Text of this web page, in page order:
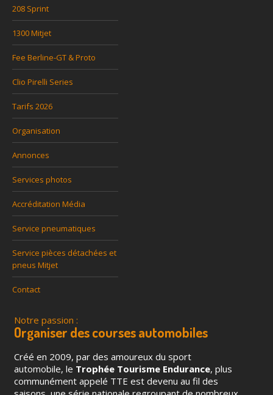
208 Sprint
1300 Mitjet
Fee Berline-GT & Proto
Clio Pirelli Series
Tarifs 2026
Organisation
Annonces
Services photos
Accréditation Média
Service pneumatiques
Service pièces détachées et
pneus Mitjet
Contact
Notre passion :
Organiser des courses automobiles
Créé en 2009, par des amoureux du sport
automobile, le Trophée Tourisme Endurance, plus
communément appelé TTE est devenu au fil des